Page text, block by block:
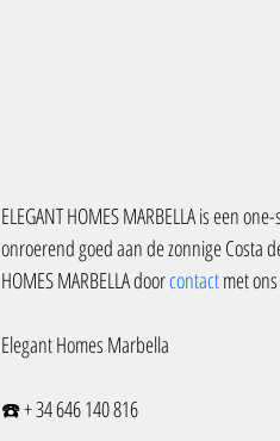
ELEGANT HOMES MARBELLA is een
onroerend goed aan de zonnige Costa
HOMES MARBELLA door contact met
Elegant Homes Marbella
☎️ + 34 646 140 816